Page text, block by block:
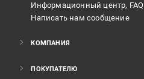
Информационный центр, FAQ
Написать нам сообщение
КОМПАНИЯ
ПОКУПАТЕЛЮ